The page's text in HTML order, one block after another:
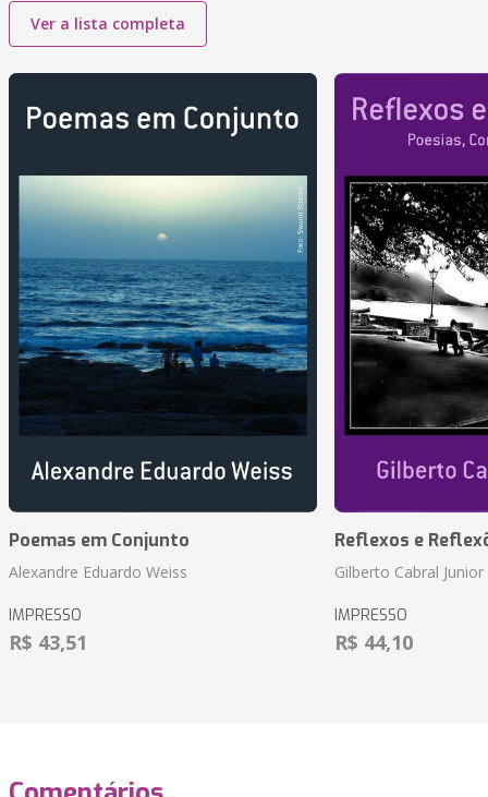
Ver a lista completa
Poemas em Conjunto
Alexandre Eduardo Weiss
IMPRESSO
R$ 43,51
Reflexos e
Gilberto Cabral Junior
IMPRESSO
R$ 44,10